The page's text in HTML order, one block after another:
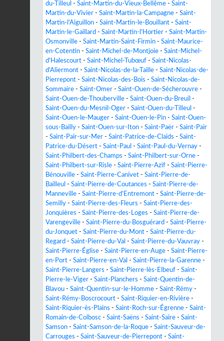
du-Tilleul - Saint-Martin-du-Vieux-Bellême - Saint-
Martin-du-Vivier - Saint-Martin-la-Campagne - Saint-
Martin-l'Aiguillon - Saint-Martin-le-Bouillant - Saint-
Martin-le-Gaillard - Saint-Martin-l'Hortier - Saint-Martin-
Osmonville - Saint-Martin-Saint-Firmin - Saint-Maurice-
en-Cotentin - Saint-Michel-de-Montjoie - Saint-Michel-
d'Halescourt - Saint-Michel-Tubœuf - Saint-Nicolas-
d'Aliermont - Saint-Nicolas-de-la-Taille - Saint-Nicolas-de-
Pierrepont - Saint-Nicolas-des-Bois - Saint-Nicolas-de-
Sommaire - Saint-Omer - Saint-Ouen-de-Sécherouvre -
Saint-Ouen-de-Thouberville - Saint-Ouen-du-Breuil -
Saint-Ouen-du-Mesnil-Oger - Saint-Ouen-du-Tilleul -
Saint-Ouen-le-Mauger - Saint-Ouen-le-Pin - Saint-Ouen-
sous-Bailly - Saint-Ouen-sur-Iton - Saint-Paër - Saint-Pair
- Saint-Pair-sur-Mer - Saint-Patrice-de-Claids - Saint-
Patrice-du-Désert - Saint-Paul - Saint-Paul-du-Vernay -
Saint-Philbert-des-Champs - Saint-Philbert-sur-Orne -
Saint-Philbert-sur-Risle - Saint-Pierre-Azif - Saint-Pierre-
Bénouville - Saint-Pierre-Canivet - Saint-Pierre-de-
Bailleul - Saint-Pierre-de-Coutances - Saint-Pierre-de-
Manneville - Saint-Pierre-d'Entremont - Saint-Pierre-de-
Semilly - Saint-Pierre-des-Fleurs - Saint-Pierre-des-
Jonquières - Saint-Pierre-des-Loges - Saint-Pierre-de-
Varengeville - Saint-Pierre-du-Bosguérard - Saint-Pierre-
du-Jonquet - Saint-Pierre-du-Mont - Saint-Pierre-du-
Regard - Saint-Pierre-du-Val - Saint-Pierre-du-Vauvray -
Saint-Pierre-Église - Saint-Pierre-en-Auge - Saint-Pierre-
en-Port - Saint-Pierre-en-Val - Saint-Pierre-la-Garenne -
Saint-Pierre-Langers - Saint-Pierre-lès-Elbeuf - Saint-
Pierre-le-Viger - Saint-Planchers - Saint-Quentin-de-
Blavou - Saint-Quentin-sur-le-Homme - Saint-Rémy -
Saint-Rémy-Boscrocourt - Saint-Riquier-en-Rivière -
Saint-Riquier-ès-Plains - Saint-Roch-sur-Égrenne - Saint-
Romain-de-Colbosc - Saint-Saëns - Saint-Saire - Saint-
Samson - Saint-Samson-de-la-Roque - Saint-Sauveur-de-
Carrouges - Saint-Sauveur-de-Pierrepont - Saint-